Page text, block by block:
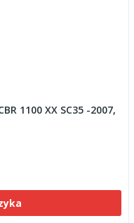
1100 XX SC35 -2007,